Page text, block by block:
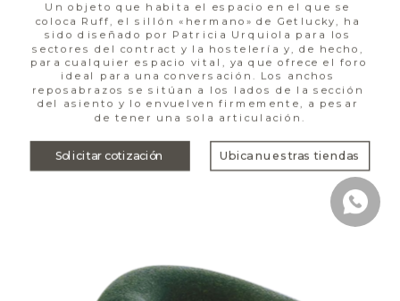
Ubica nuestras tiendas
Solicitar cotización
Un objeto que habita el espacio en el que se
coloca Ruff, el sillón «hermano» de Getlucky, ha
sido diseñado por Patricia Urquiola para los
sectores del contract y la hostelería y, de hecho,
para cualquier espacio vital, ya que ofrece el foro
ideal para una conversación. Los anchos
reposabrazos se sitúan a los lados de la sección
del asiento y lo envuelven firmemente, a pesar
de tener una sola articulación.